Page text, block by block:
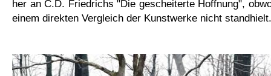
her an C.D. Friedrichs "Die gescheiterte Hoffnung",
einem direkten Vergleich der Kunstwerke nicht standhielt.